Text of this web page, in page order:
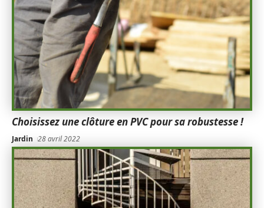
Choisissez une clôture en PVC pour sa robustesse !
Jardin 28 avril 2022